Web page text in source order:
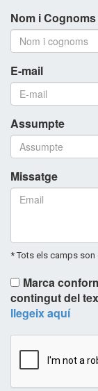
Nom i Cognoms
E-mail
Assumpte
Missatge
* Tots els camps
Marca
contingut del
llegeix aquí